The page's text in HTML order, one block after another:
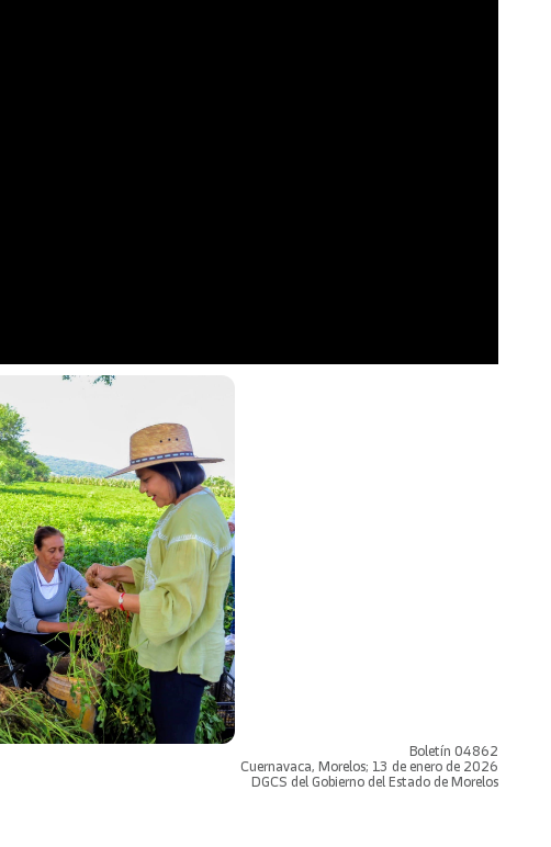
Boletín 04862
Cuernavaca, Morelos; 13 de enero de 2026
DGCS del Gobierno del Estado de Morelos